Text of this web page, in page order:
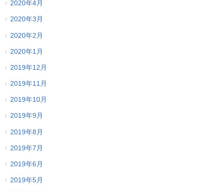
2020年4月
2020年3月
2020年2月
2020年1月
2019年12月
2019年11月
2019年10月
2019年9月
2019年8月
2019年7月
2019年6月
2019年5月